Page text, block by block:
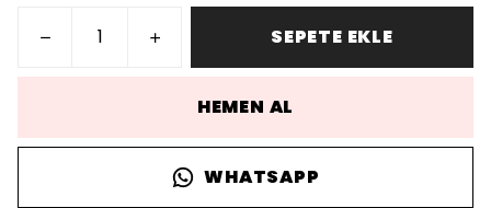
SEPETE EKLE
HEMEN AL
WHATSAPP